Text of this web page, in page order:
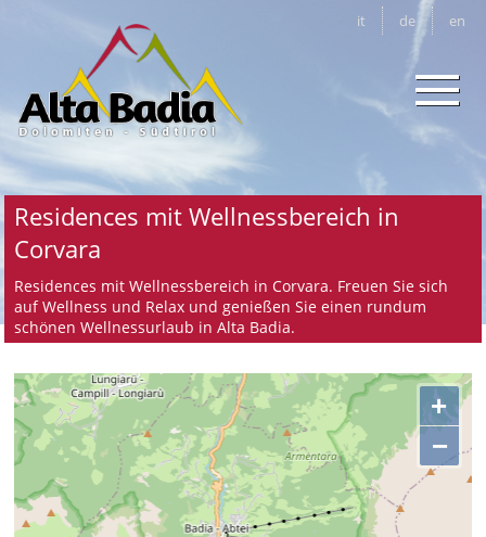
it de en
Residences mit Wellnessbereich in
Corvara
Residences mit Wellnessbereich in Corvara. Freuen Sie sich
auf Wellness und Relax und genießen Sie einen rundum
schönen Wellnessurlaub in Alta Badia.
+
−